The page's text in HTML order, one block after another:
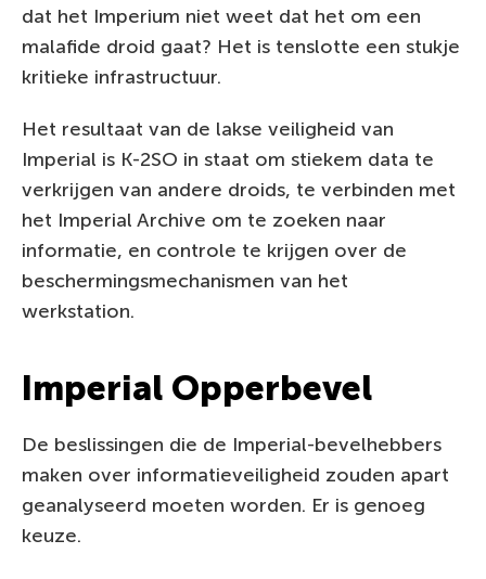
dat het Imperium niet weet dat het om een
malafide droid gaat? Het is tenslotte een stukje
kritieke infrastructuur.
Het resultaat van de lakse veiligheid van
Imperial is K-2SO in staat om stiekem data te
verkrijgen van andere droids, te verbinden met
het Imperial Archive om te zoeken naar
informatie, en controle te krijgen over de
beschermingsmechanismen van het
werkstation.
Imperial Opperbevel
De beslissingen die de Imperial-bevelhebbers
maken over informatieveiligheid zouden apart
geanalyseerd moeten worden. Er is genoeg
keuze.